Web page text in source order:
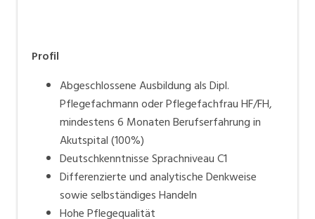
Profil
Abgeschlossene Ausbildung als Dipl.
Pflegefachmann oder Pflegefachfrau HF/FH,
mindestens 6 Monaten Berufserfahrung in
Akutspital (100%)
Deutschkenntnisse Sprachniveau C1
Differenzierte und analytische Denkweise
sowie selbständiges Handeln
Hohe Pflegequalität